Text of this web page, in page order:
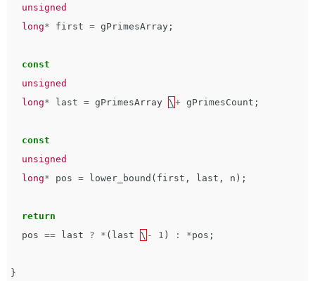
unsigned
long* first = gPrimesArray ;
const
unsigned
long* last = gPrimesArray \ + gPrimesCount ;
const
unsigned
long* pos = lower_bound ( first , last , n );
return
pos == last ? * ( last \ - 1 ) : *pos ;
}